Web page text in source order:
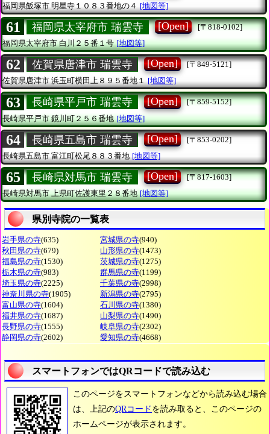
福岡県飯塚市 明星寺１０８３番地の４ [地図等]
61 福岡県太宰府市 瑞雲寺 [Open]
[〒818-0102]
福岡県太宰府市白川２５番１号 [地図等]
62 佐賀県唐津市 瑞雲寺 [Open]
[〒849-5121]
佐賀県唐津市浜玉町横田上８９５番地１ [地図等]
63 長崎県平戸市 瑞雲寺 [Open]
[〒859-5152]
長崎県平戸市鏡川町２５６番地 [地図等]
64 長崎県五島市 瑞雲寺 [Open]
[〒853-0202]
長崎県五島市富江町松尾８８３番地 [地図等]
65 長崎県対馬市 瑞雲寺 [Open]
[〒817-1603]
長崎県対馬市上県町佐護東里２８番地 [地図等]
県別寺院の一覧表
岩手県の寺(635) 宮城県の寺(940)
秋田県の寺(679) 山形県の寺(1473)
福島県の寺(1530) 茨城県の寺(1275)
栃木県の寺(983) 群馬県の寺(1199)
埼玉県の寺(2225) 千葉県の寺(2998)
神奈川県の寺(1905) 新潟県の寺(2795)
富山県の寺(1604) 石川県の寺(1380)
福井県の寺(1687) 山梨県の寺(1490)
長野県の寺(1555) 岐阜県の寺(2302)
静岡県の寺(2602) 愛知県の寺(4668)
スマートフォンではQRコードで読み込む
このページをスマートフォンなどから読み込む場合
は、上記のQRコード を読み取ると、このページの
ホームページが表示されます。